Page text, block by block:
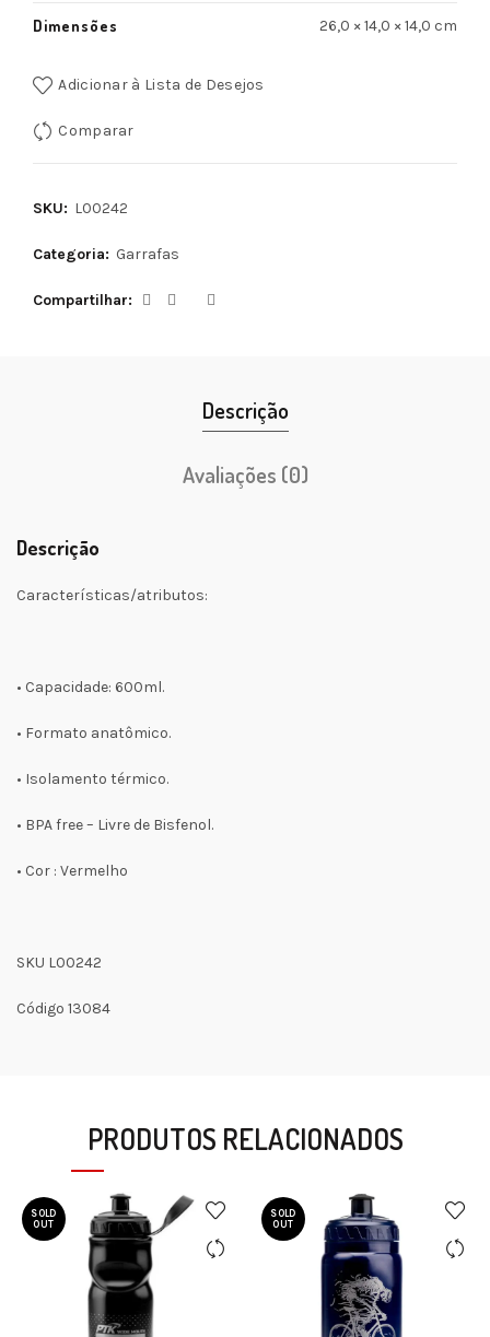
Dimensões 26,0 × 14,0 × 14,0 cm
Adicionar à Lista de Desejos
Comparar
SKU: L00242
Categoria: Garrafas
Compartilhar
Descrição
Avaliações (0)
Descrição
Características/atributos:
• Capacidade: 600ml.
• Formato anatômico.
• Isolamento térmico.
• BPA free – Livre de Bisfenol.
• Cor : Vermelho
SKU L00242
Código 13084
PRODUTOS RELACIONADOS
SOLD
OUT
SOLD
OUT